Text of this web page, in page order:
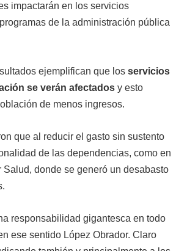
impactarán en los servicios
de la administración pública
ejemplifican que los servicios
se verán afectados y esto
de menos ingresos.
que al reducir el gasto sin sustento
de las dependencias, como en
Salud, donde se generó un desabasto
responsabilidad gigantesca en todo
ese sentido López Obrador. Claro